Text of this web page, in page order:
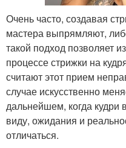
Очень часто, создавая
мастера выпрямляют,
такой подход позволяет
процессе стрижки на
считают этот прием
случае искусственно
дальнейшем, когда кудри
виду, ожидания и
отличаться.